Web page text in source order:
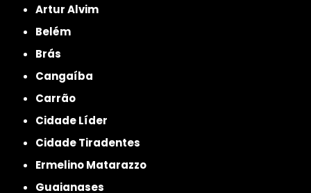
Artur Alvim
Belém
Brás
Cangaíba
Carrão
Cidade Líder
Cidade Tiradentes
Ermelino Matarazzo
Guaianases